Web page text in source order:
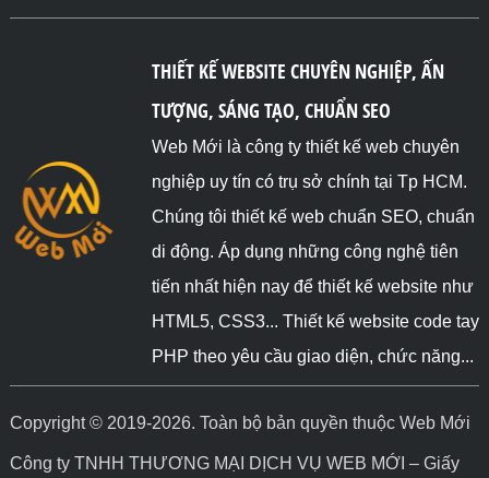
THIẾT KẾ WEBSITE CHUYÊN NGHIỆP, ẤN
TƯỢNG, SÁNG TẠO, CHUẨN SEO
Web Mới là công ty thiết kế web chuyên
nghiệp uy tín có trụ sở chính tại Tp HCM.
Chúng tôi thiết kế web chuẩn SEO, chuẩn
di động. Áp dụng những công nghệ tiên
tiến nhất hiện nay để thiết kế website như
HTML5, CSS3... Thiết kế website code tay
PHP theo yêu cầu giao diện, chức năng...
Copyright © 2019-2026. Toàn bộ bản quyền thuộc Web Mới
Công ty TNHH THƯƠNG MẠI DỊCH VỤ WEB MỚI – Giấy